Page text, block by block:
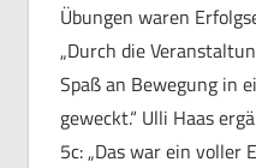
Übungen waren
„Durch die
Spaß an Bewegung in
geweckt.“ Ulli Haas
5c: „Das war ein voller